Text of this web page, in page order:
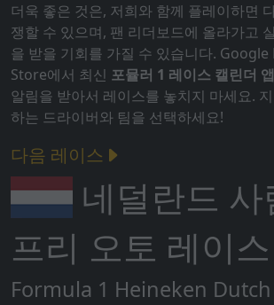
더욱 좋은 것은, 저희와 함께 플레이하면
쟁할 수 있으며, 팬 리더보드에 올라가고
을 받을 기회를 가질 수 있습니다.
Store에서 최신 포뮬러 1 레이스 캘린더 앱
알림을 받아서 레이스를 놓치지 마세요.
하는 드라이버와 팀을 선택하세요!
다음 레이스
네덜란드
프리 오토 레이
Formula 1 Heineken